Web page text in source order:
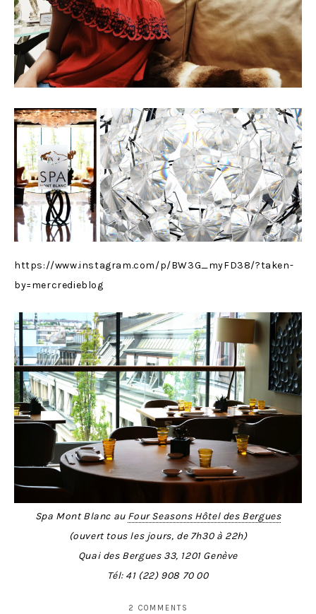
https://www.instagram.com/p/BW3G_myFD38/?taken-
by=mercredieblog
Spa Mont Blanc au Four Seasons Hôtel des Bergues
(ouvert tous les jours, de 7h30 à 22h)
Quai des Bergues 33, 1201 Genève
Tél: 41 (22) 908 70 00
2 COMMENTS